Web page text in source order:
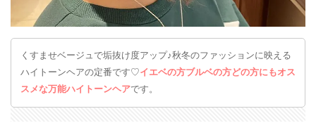
くすませベージュで垢抜け度アップ♪秋冬のファッションに映える
ハイトーンヘアの定番です♡イエベの方ブルベの方どの方にもオス
スメな万能ハイトーンヘアです。